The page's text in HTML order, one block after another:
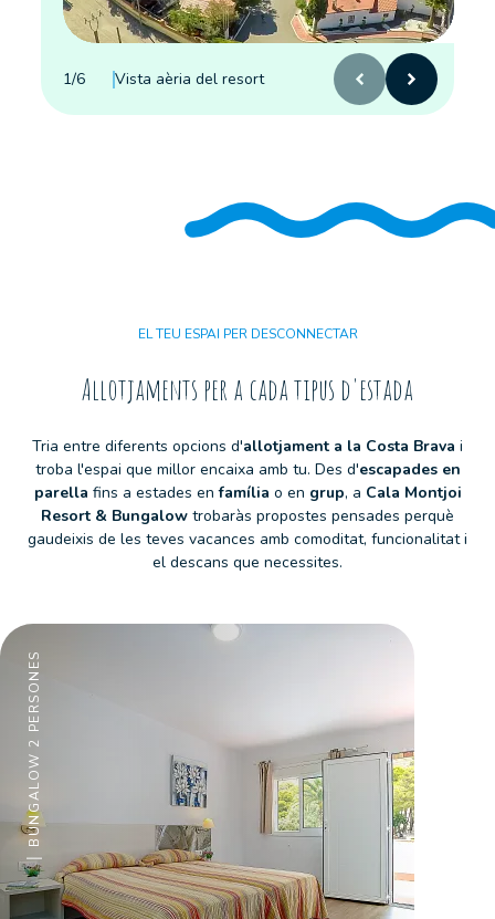
1/6 Vista aèria del resort
EL TEU ESPAI PER DESCONNECTAR
Allotjaments per a cada tipus d'estada
Tria entre diferents opcions d'allotjament a la Costa Brava i
troba l'espai que millor encaixa amb tu. Des d'escapades en
parella fins a estades enfamília o en grup, a Cala Montjoi
Resort & Bungalow trobaràs propostes pensades perquè
gaudeixis de les teves vacances amb comoditat, funcionalitat i
el descans que necessites.
BUNGALOW 2 PERSONES